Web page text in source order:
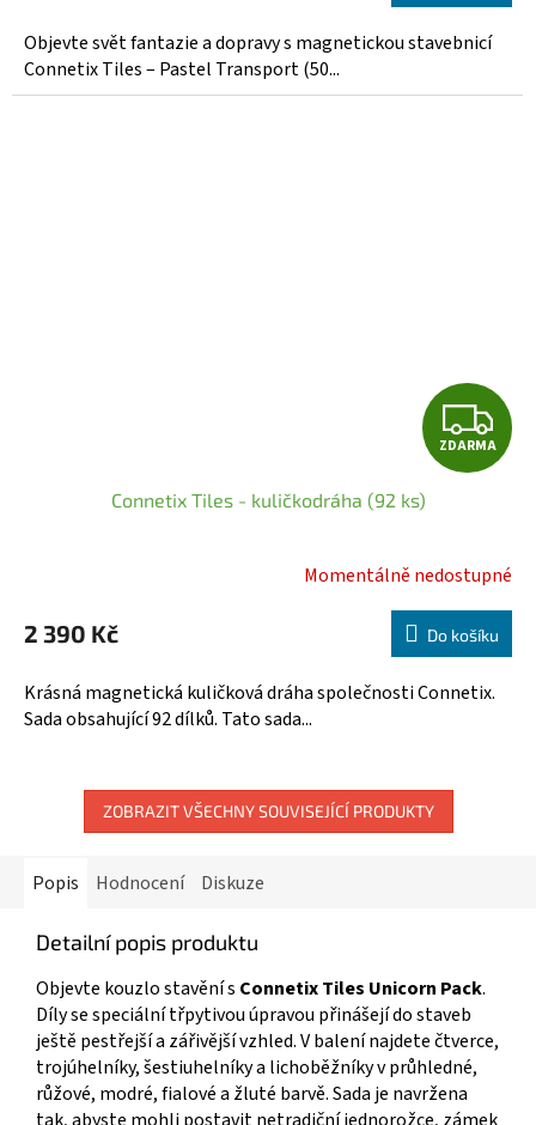
5,0
z
5
Objevte svět fantazie a dopravy s magnetickou stavebnicí
Connetix Tiles – Pastel Transport (50...
Z
D
R
M
A
ZDARMA
Connetix Tiles - kuličkodráha (92 ks)
produktu
5,0
z
Momentálně nedostupné
2 390 Kč Do košíku
Krásná magnetická kuličková dráha společnosti Connetix.
Sada obsahující 92 dílků. Tato sada...
ZOBRAZIT VŠECHNY SOUVISEJÍCÍ PRODUKTY
Popis Hodnocení Diskuze
Detailní popis produktu
Objevte kouzlo stavění s Connetix Tiles Unicorn Pack.
Díly se speciální třpytivou úpravou přinášejí do staveb
ještě pestřejší a zářivější vzhled. V balení najdete čtverce,
trojúhelníky, šestiuhelníky a lichoběžníky v průhledné,
růžové, modré, fialové a žluté barvě. Sada je navržena